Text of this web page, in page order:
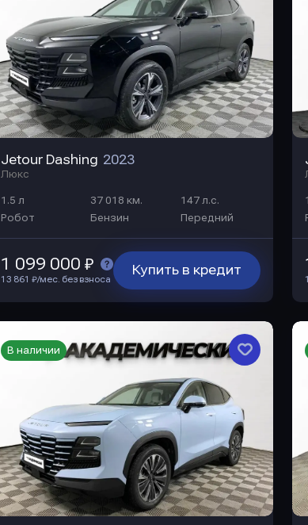
Jetour Dashing 2023
Люкс
1.5 л 37 018 км.
147 л.с.
Робот
Бензин Передний
Купить в кредит
1 099 000 ₽
13 861 ₽/мес. без взноса
В наличии